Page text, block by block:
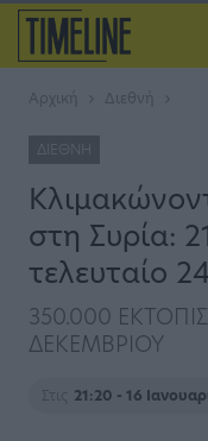
Αρχική Διεθνή
ΔΙΕΘΝΉ
στη Συρία:
τελευταίο
350.000
ΔΕΚΕΜΒΡΙΟΥ
Στις 21:20 - 16